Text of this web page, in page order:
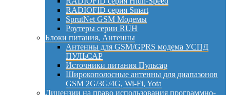
RADIOFID серия Smart
SprutNet GSM Модемы
Роутеры серии RUH
Блоки питания, Антенны
Антенны для GSM/GPRS модема УСПД
ПУЛЬСАР
Источники питания Пульсар
Широкополосные антенны для диапазонов
GSM 2G/3G/4G, Wi-Fi, Yota
Лицензии на право использования программно-